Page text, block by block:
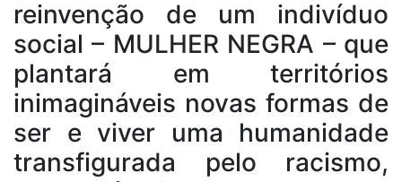
reinvenção de um indivíduo
social – MULHER NEGRA – que
plantará em territórios
inimagináveis novas formas de
ser e viver uma humanidade
transfigurada pelo racismo,